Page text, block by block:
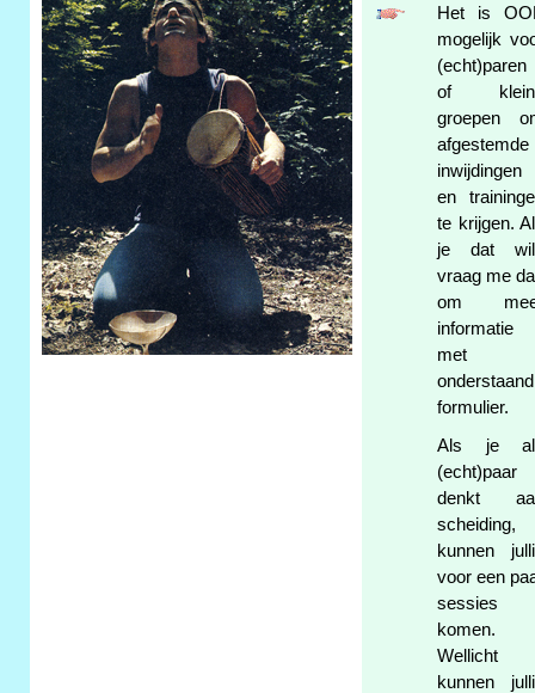
Het is
mogelijk
(echt)paren
of
groepen
afgestemde
inwijdingen
en
te krijgen.
je dat
vraag me
om
informatie
met
onderstaand
formulier.
Als je
(echt)paar
denkt
scheiding,
kunnen
voor een
sessies
komen.
Wellicht
kunnen